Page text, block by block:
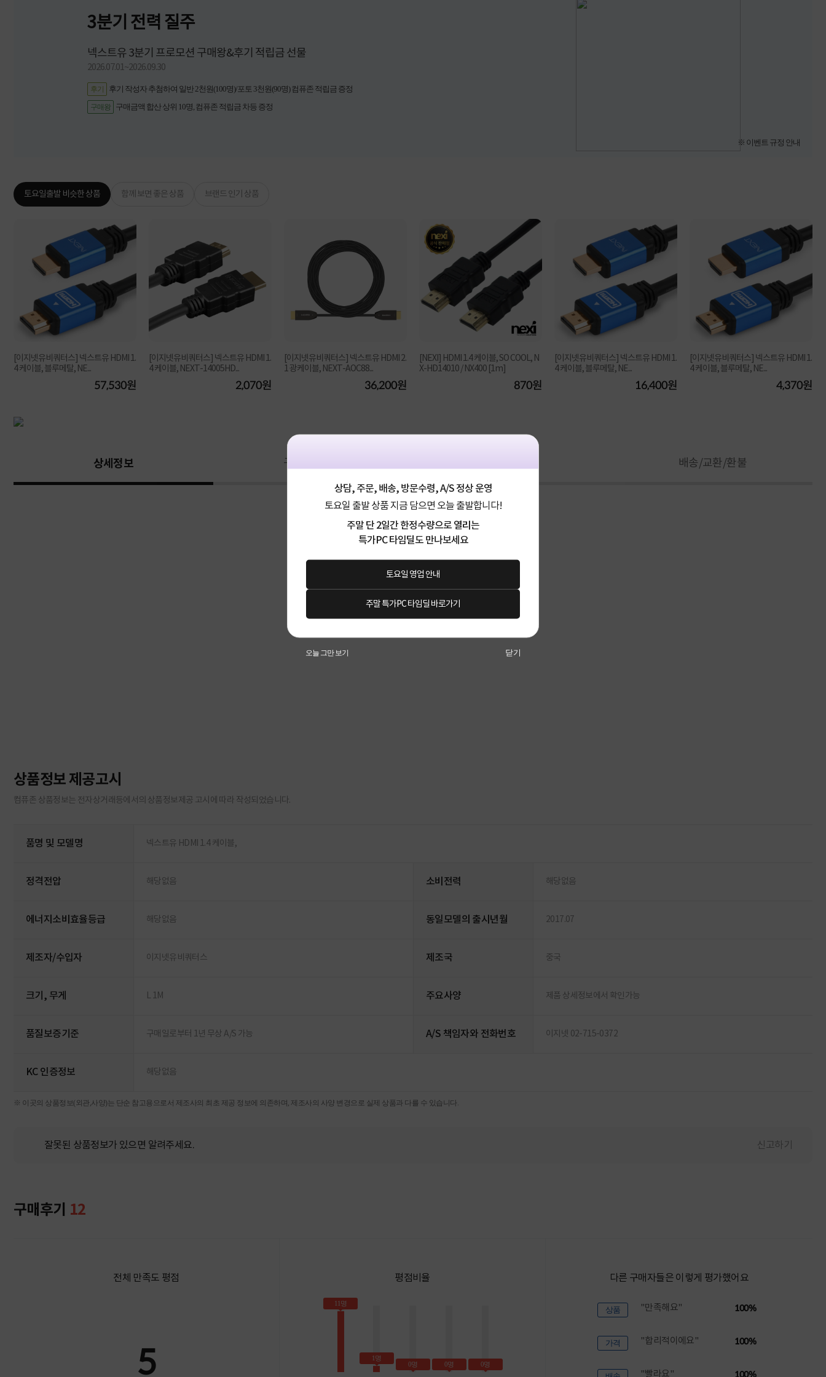
상담, 주문, 배송, 방문수령, A/S 정상 운영
토요일 출발 상품 지금 담으면 오늘 출발합니다!
주말 단 2일간 한정수량으로 열리는
특가PC 타임딜도 만나보세요
토요일 영업 안내
주말 특가PC 타임딜 바로가기
오늘 그만 보기 닫기
3분기 전력 질주
넥스트유 3분기 프로모션 구매왕&후기 적립금 선물
2026.07.01~2026.09.30
후기 후기 작성자 추첨하여 일반 2천원(100명)/포토 3천원(90명) 컴퓨존 적립금 증정
구매왕 구매금액 합산 상위 10명, 컴퓨존 적립금 차등 증정
※ 이벤트 규정 안내
토요일출발 비슷한 상품 함께 보면 좋은 상품 브랜드 인기 상품
[이지넷유비쿼터스] 넥스트유 HDMI 1.
4 케이블, 블루메탈, NE...
57,530원
[이지넷유비쿼터스] 넥스트유 HDMI 1.
4 케이블, NEXT-14005HD...
2,070원
[이지넷유비쿼터스] 넥스트유 HDMI 2.
1 광케이블, NEXT-AOC88...
36,200원
[NEXI] HDMI 1.4 케이블, SO COOL, N
X-HD14010 / NX400 [1m]
870원
[이지넷유비쿼터스] 넥스트유 HDMI 1.
4 케이블, 블루메탈, NE...
16,400원
[이지넷유비쿼터스] 넥스트유 HDMI 1.
4 케이블, 블루메탈, NE...
4,370원
상세정보 구매후기( 배송/교환/환불
상품정보 제공고시
컴퓨존 상품정보는 전자상거래등에서의 상품정보제공 고시에 따라 작성되었습니다.
품명 및 모델명 넥스트유 HDMI 1.4 케이블,
정격전압 해당없음 소비전력 해당없음
에너지소비효율등급 해당없음 동일모델의 출시년월 2017.07
제조자/수입자 이지넷유비쿼터스 제조국 중국
크기, 무게 L 1M 주요사양 제품 상세정보에서 확인가능
품질보증기준 구매일로부터 1년 무상 A/S 가능 A/S 책임자와 전화번호 이지넷 02-715-0372
KC 인증정보 해당없음
※ 이곳의 상품정보(외관,사양)는 단순 참고용으로서 제조사의 최초 제공 정보에 의존하며, 제조사의 사양 변경으로 실제 상품과 다를 수 있습니다.
잘못된 상품정보가 있으면 알려주세요. 신고하기
구매후기 12
전체 만족도 평점
5
평점비율
11명
1명
0명
0명 0명
다른 구매자들은 이렇게 평가했어요
상품 "만족해요" 100%
가격 "합리적이에요" 100%
"빨라요" 100%